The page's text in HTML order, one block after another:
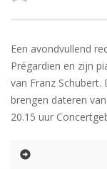
Een avondvullend
Prégardien en zijn
van Franz
brengen dateren
20.15 uur